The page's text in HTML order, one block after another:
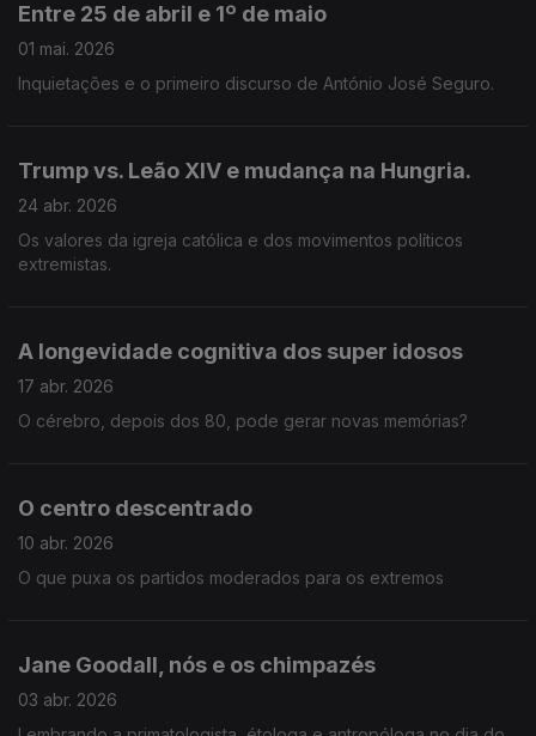
Entre 25 de abril e 1º de maio
01 mai. 2026
Inquietações e o primeiro discurso de António José Seguro.
Trump vs. Leão XIV e mudança na Hungria.
24 abr. 2026
Os valores da igreja católica e dos movimentos políticos
extremistas.
A longevidade cognitiva dos super idosos
17 abr. 2026
O cérebro, depois dos 80, pode gerar novas memórias?
O centro descentrado
10 abr. 2026
O que puxa os partidos moderados para os extremos
Jane Goodall, nós e os chimpazés
03 abr. 2026